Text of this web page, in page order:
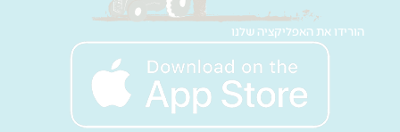
הורידו את האפליקציה שלנו